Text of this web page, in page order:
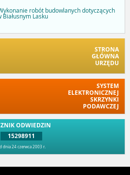
robót budowlanych dotyczących
Lasku
STRONA
GŁÓWNA
URZĘDU
SYSTEM
ELEKTRONICZNEJ
SKRZYNKI
PODAWCZEJ
ODWIEDZIN
15298911
dnia 24 czerwca 2003 r.